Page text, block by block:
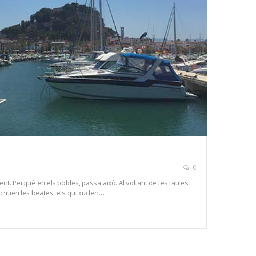
0
Perquè en els pobles, passa això. Al voltant de les taules
les beates, els qui xuclen…